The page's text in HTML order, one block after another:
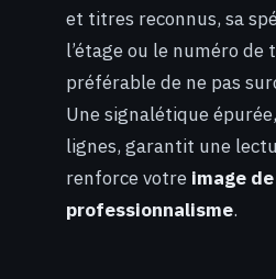
et titres reconnus, sa
l’étage ou le numéro de
préférable de ne pas
Une signalétique
lignes, garantit une
renforce votre image de
professionnalisme.